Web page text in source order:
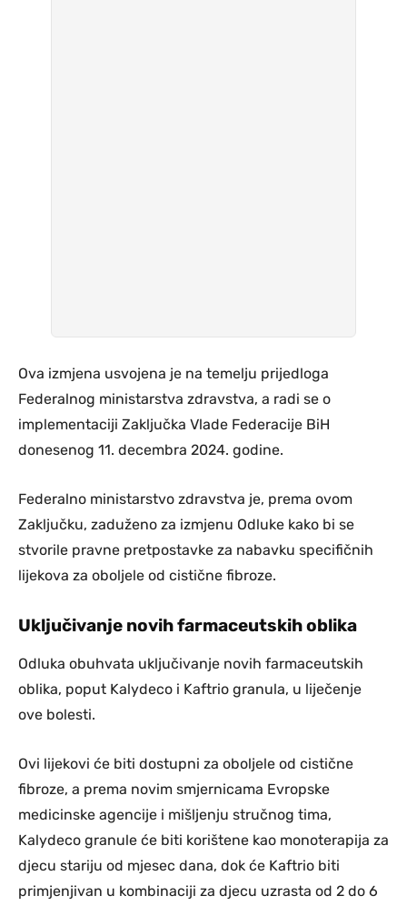
Ova izmjena usvojena je na temelju prijedloga
Federalnog ministarstva zdravstva, a radi se o
implementaciji Zaključka Vlade Federacije BiH
donesenog 11. decembra 2024. godine.
Federalno ministarstvo zdravstva je, prema ovom
Zaključku, zaduženo za izmjenu Odluke kako bi se
stvorile pravne pretpostavke za nabavku specifičnih
lijekova za oboljele od cistične fibroze.
Uključivanje novih farmaceutskih oblika
Odluka obuhvata uključivanje novih farmaceutskih
oblika, poput Kalydeco i Kaftrio granula, u liječenje
ove bolesti.
Ovi lijekovi će biti dostupni za oboljele od cistične
fibroze, a prema novim smjernicama Evropske
medicinske agencije i mišljenju stručnog tima,
Kalydeco granule će biti korištene kao monoterapija za
djecu stariju od mjesec dana, dok će Kaftrio biti
primjenjivan u kombinaciji za djecu uzrasta od 2 do 6